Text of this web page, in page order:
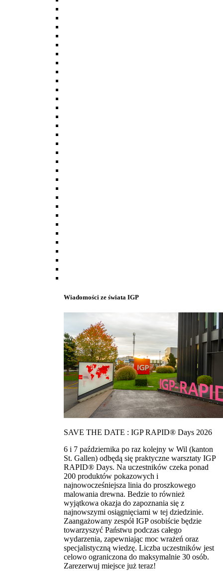
Wiadomości ze świata IGP
SAVE THE DATE : IGP RAPID® Days 2026
6 i 7 października po raz kolejny w Wil (kanton
St. Gallen) odbędą się praktyczne warsztaty IGP
RAPID® Days. Na uczestników czeka ponad
200 produktów pokazowych i
najnowocześniejsza linia do proszkowego
malowania drewna. Bedzie to również
wyjątkowa okazja do zapoznania się z
najnowszymi osiągnięciami w tej dziedzinie.
Zaangażowany zespół IGP osobiście będzie
towarzyszyć Państwu podczas całego
wydarzenia, zapewniając moc wrażeń oraz
specjalistyczną wiedzę. Liczba uczestników jest
celowo ograniczona do maksymalnie 30 osób.
Zarezerwuj miejsce już teraz!